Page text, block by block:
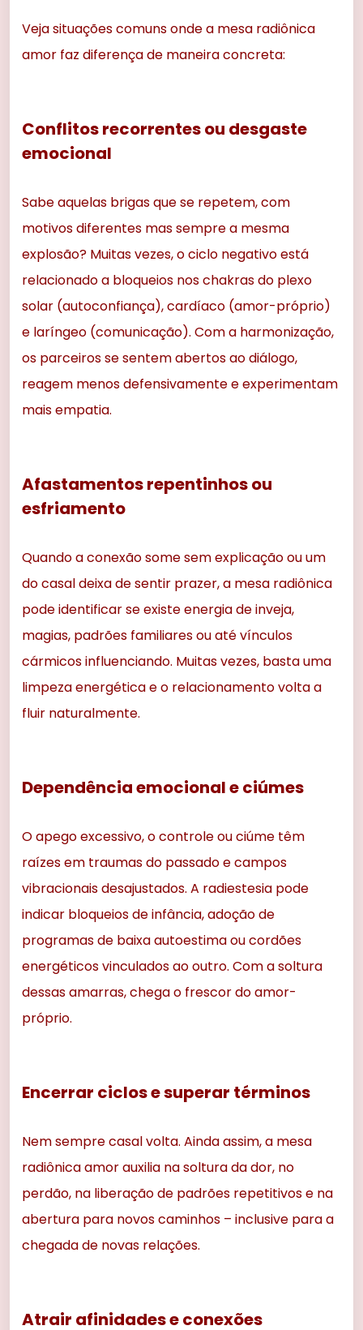
Veja situações comuns onde a mesa radiônica
amor faz diferença de maneira concreta:
Conflitos recorrentes ou desgaste
emocional
Sabe aquelas brigas que se repetem, com
motivos diferentes mas sempre a mesma
explosão? Muitas vezes, o ciclo negativo está
relacionado a bloqueios nos chakras do plexo
solar (autoconfiança), cardíaco (amor-próprio)
e laríngeo (comunicação). Com a harmonização,
os parceiros se sentem abertos ao diálogo,
reagem menos defensivamente e experimentam
mais empatia.
Afastamentos repentinhos ou
esfriamento
Quando a conexão some sem explicação ou um
do casal deixa de sentir prazer, a mesa radiônica
pode identificar se existe energia de inveja,
magias, padrões familiares ou até vínculos
cármicos influenciando. Muitas vezes, basta uma
limpeza energética e o relacionamento volta a
fluir naturalmente.
Dependência emocional e ciúmes
O apego excessivo, o controle ou ciúme têm
raízes em traumas do passado e campos
vibracionais desajustados. A radiestesia pode
indicar bloqueios de infância, adoção de
programas de baixa autoestima ou cordões
energéticos vinculados ao outro. Com a soltura
dessas amarras, chega o frescor do amor-
próprio.
Encerrar ciclos e superar términos
Nem sempre casal volta. Ainda assim, a mesa
radiônica amor auxilia na soltura da dor, no
perdão, na liberação de padrões repetitivos e na
abertura para novos caminhos – inclusive para a
chegada de novas relações.
Atrair afinidades e conexões